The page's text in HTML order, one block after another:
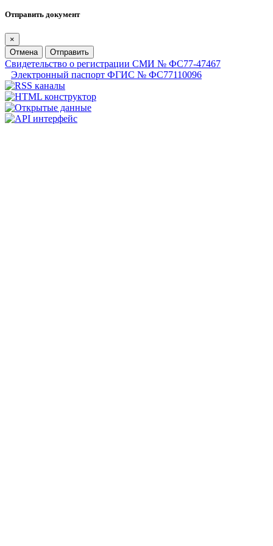
Отправить документ
×
Отмена
Отправить
Свидетельство о регистрации СМИ № ФС77-47467
Электронный паспорт ФГИС № ФС77110096